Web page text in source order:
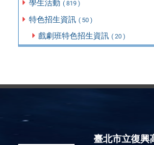
學生活動 ( 819 )
特色招生資訊 ( 50 )
戲劇班特色招生資訊 ( 20 )
臺北市立復興